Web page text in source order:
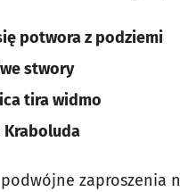
potwora z podziemi
stwory
tira widmo
Kraboluda
zaproszenia